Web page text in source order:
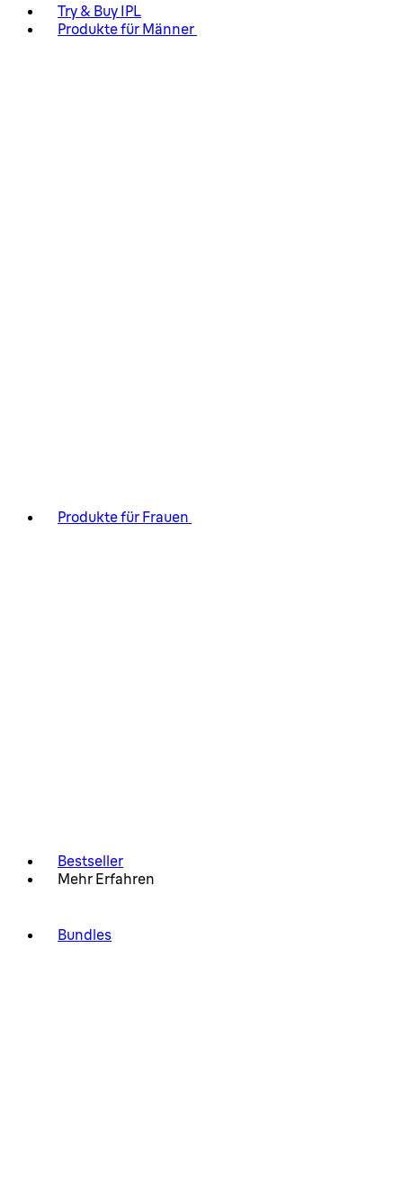
Try & Buy IPL
Produkte für Männer
Produkte für Frauen
Bestseller
Mehr Erfahren
Bundles